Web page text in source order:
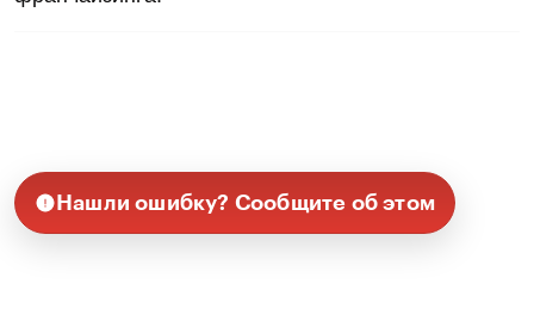
Нашли ошибку? Сообщите об этом